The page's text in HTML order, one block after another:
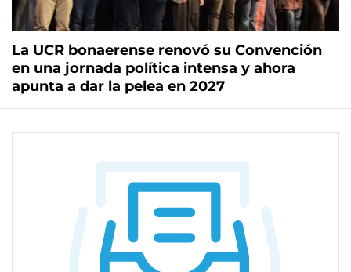
La UCR bonaerense renovó su Convención
en una jornada política intensa y ahora
apunta a dar la pelea en 2027